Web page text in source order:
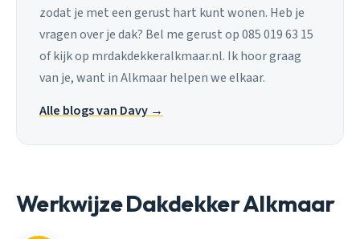
zodat je met een gerust hart kunt wonen. Heb je
vragen over je dak? Bel me gerust op 085 019 63 15
of kijk op mrdakdekkeralkmaar.nl. Ik hoor graag
van je, want in Alkmaar helpen we elkaar.
Alle blogs van Davy →
Werkwijze Dakdekker Alkmaar